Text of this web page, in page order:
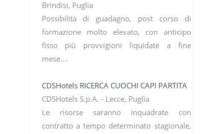
Brindisi, Puglia
Possibilità di guadagno, post corso di
formazione molto elevato, con anticipo
fisso più provvigioni liquidate a fine
mese....
CDSHotels RICERCA CUOCHI CAPI PARTITA
CDSHotels S.p.A. - Lecce, Puglia
Le risorse saranno inquadrate con
contratto a tempo determinato stagionale,